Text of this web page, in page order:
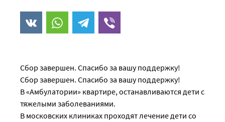
Сбор завершен. Спасибо за вашу поддержку!
Сбор завершен. Спасибо за вашу поддержку!
В «Амбулатории» квартире, останавливаются дети с
тяжелыми заболеваниями.
В московских клиниках проходят лечение дети со